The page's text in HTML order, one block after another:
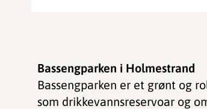
Bassengparken i Holmestrand
Bassengparken er et grønt og
som drikkevannsreservoar og